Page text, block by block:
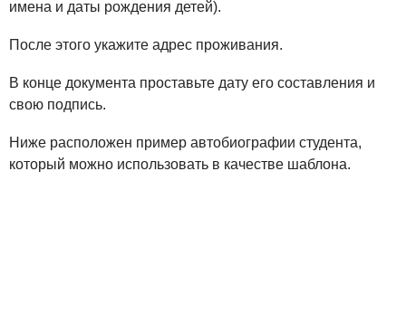
имена и даты рождения детей).
После этого укажите адрес проживания.
В конце документа проставьте дату его составления и
свою подпись.
Ниже расположен пример автобиографии студента,
который можно использовать в качестве шаблона.